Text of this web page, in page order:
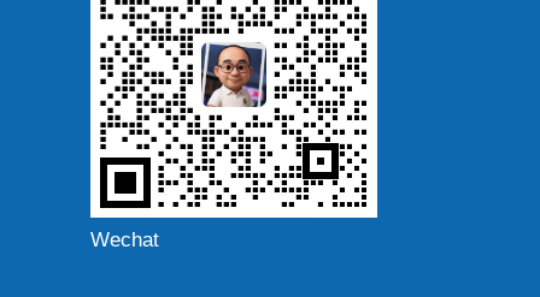
Wechat